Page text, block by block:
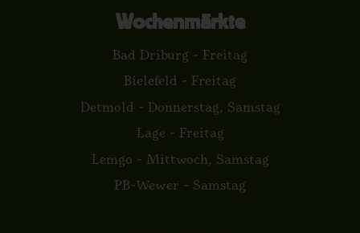
Wochenmärkte
Bad Driburg - Freitag
Bielefeld - Freitag
Detmold - Donnerstag, Samstag
Lage - Freitag
Lemgo - Mittwoch, Samstag
PB-Wewer - Samstag